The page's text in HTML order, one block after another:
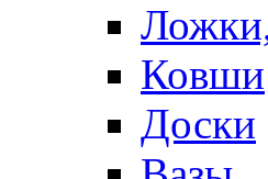
Ковши
Доски